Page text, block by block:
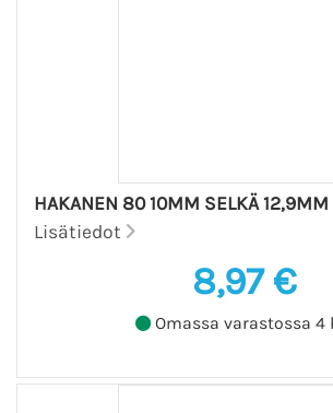
HAKANEN 80 10MM SELKÄ
Lisätiedot
8,97 €
Omassa varastossa 4